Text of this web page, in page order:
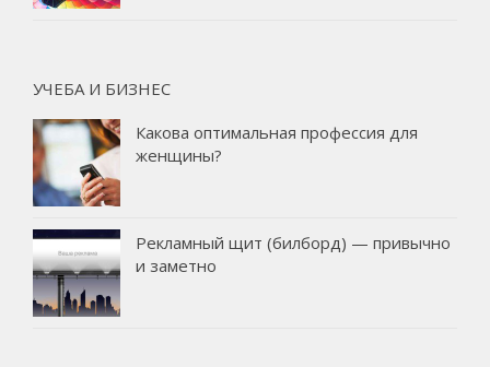
УЧЕБА И БИЗНЕС
Какова оптимальная профессия для
женщины?
Рекламный щит (билборд) — привычно
и заметно